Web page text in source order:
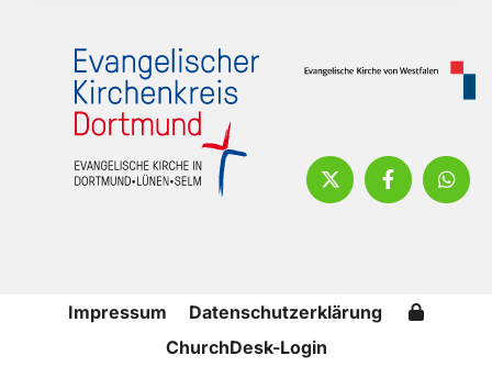
Impressum
Datenschutzerklärung
ChurchDesk-Login